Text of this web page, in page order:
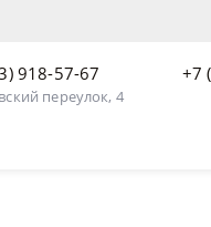
918-57-67
переулок, 4
+7